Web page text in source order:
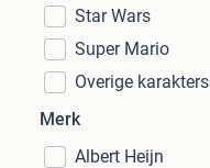
Star Wars
Super Mario
Overige karakters
Merk
Albert Heijn